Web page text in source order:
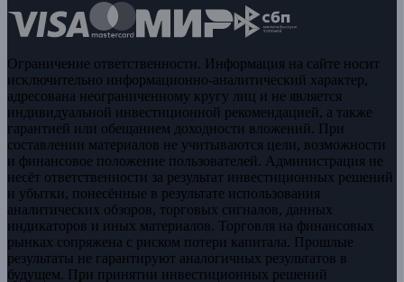
Ограничение ответственности. Информация на сайте носит
исключительно информационно-аналитический характер,
адресована неограниченному кругу лиц и не является
индивидуальной инвестиционной рекомендацией, а также
гарантией или обещанием доходности вложений. При
составлении материалов не учитываются цели, возможности
и финансовое положение пользователей. Администрация не
несёт ответственности за результат инвестиционных решений
и убытки, понесённые в результате использования
аналитических обзоров, торговых сигналов, данных
индикаторов и иных материалов. Торговля на финансовых
рынках сопряжена с риском потери капитала. Прошлые
результаты не гарантируют аналогичных результатов в
будущем. При принятии инвестиционных решений